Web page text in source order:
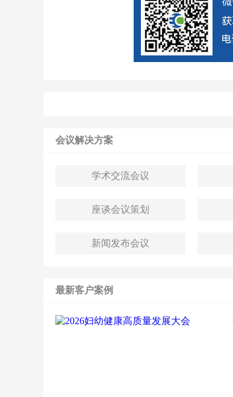
会议解决方案
​​​​​​​学术交流会议
​​​​​​​座谈会议策划
​​​​​​​新闻发布会议
最新客户案例